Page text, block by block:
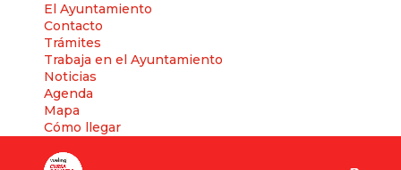
El Ayuntamiento
Contacto
Trámites
Trabaja en el Ayuntamiento
Noticias
Agenda
Mapa
Cómo llegar